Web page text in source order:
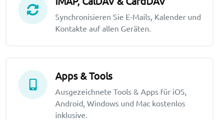
Synchronisieren Sie E-Mails, Kalender und
Kontakte auf allen Geräten.
Apps & Tools
Ausgezeichnete Tools & Apps für iOS,
Android, Windows und Mac kostenlos
inklusive.